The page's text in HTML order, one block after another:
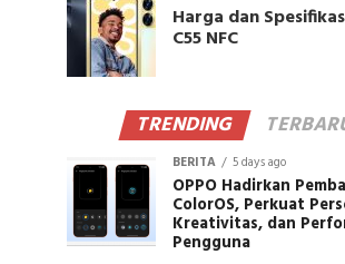
Harga dan
C55 NFC
TRENDING
BERITA 5 days ago
OPPO Hadirkan
ColorOS, Perkuat
Kreativitas, dan
Pengguna